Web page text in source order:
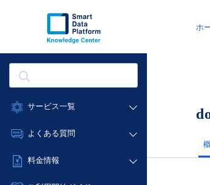
サービス一覧
データ利活用
ネットワーク
よくある質問
データ利活用
料金情報
料金シミュレーター
ホ